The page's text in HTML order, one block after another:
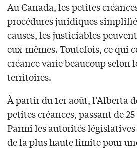
Au Canada, les petites
procédures juridiques
causes, les justiciables
eux-mêmes. Toutefois, ce qui
créance varie beaucoup selon
territoires.
À partir du 1er août, l’Alberta
petites créances, passant de
Parmi les autorités législatives
de la plus haute limite pour